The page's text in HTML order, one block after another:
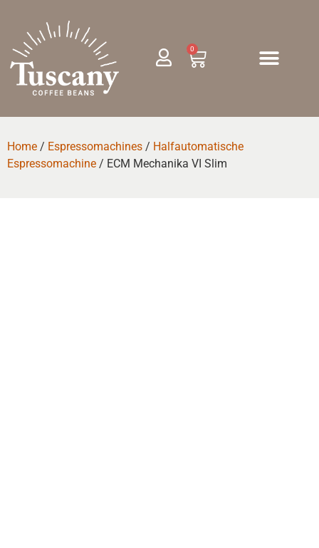
0
Home / Espressomachines / Halfautomatische
Espressomachine / ECM Mechanika VI Slim